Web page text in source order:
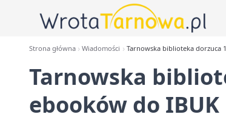
Strona główna Wiadomości Tarnowska biblioteka dorzuca
Tarnowska
ebooków do